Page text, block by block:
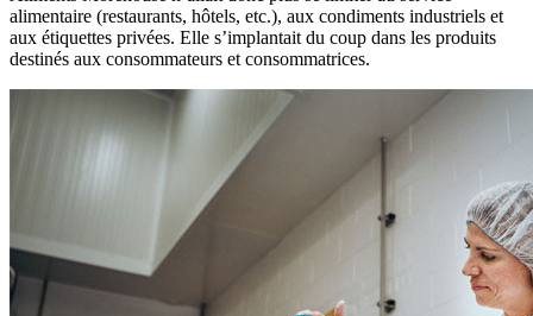
alimentaire (restaurants, hôtels, etc.), aux condiments industriels et
aux étiquettes privées. Elle s’implantait du coup dans les produits
destinés aux consommateurs et consommatrices.